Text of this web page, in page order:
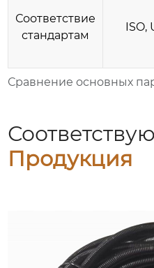
Сравнение основных
Соответствие
стандартам
ISO,
Продукция